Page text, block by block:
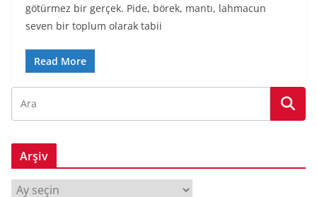
götürmez bir gerçek. Pide, börek, mantı, lahmacun
seven bir toplum olarak tabii
Read More
Arşiv